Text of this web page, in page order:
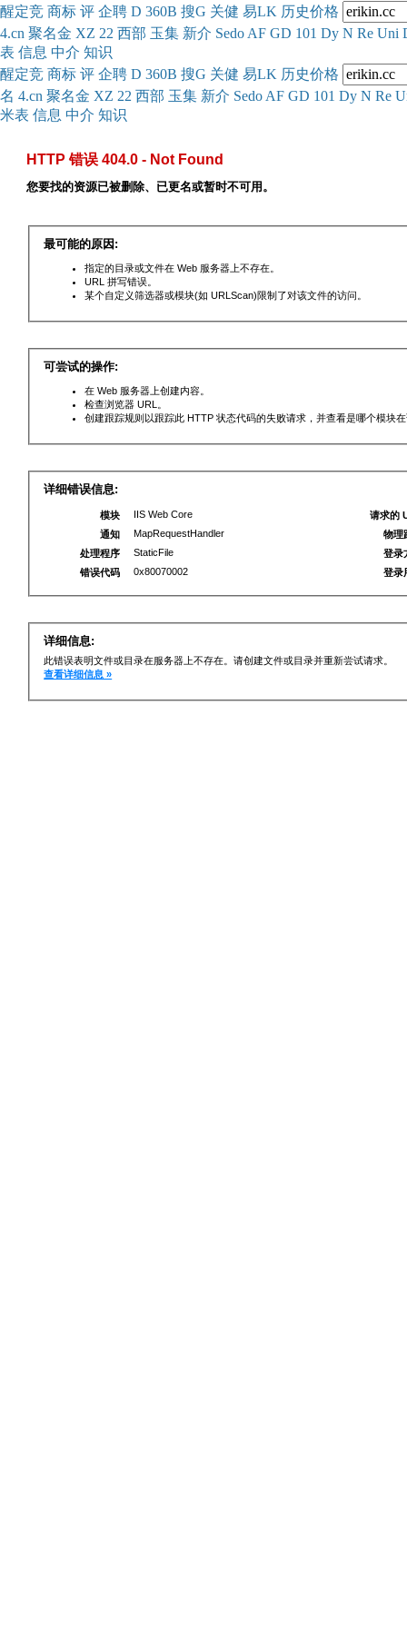
醒定竞 商标 评 企聘 D 360B 搜G 关健 易LK 历史价格
4.cn 聚名金 XZ 22 西部 玉集 新介 Sedo AF GD 101 Dy N Re Uni
表 信息 中介 知识